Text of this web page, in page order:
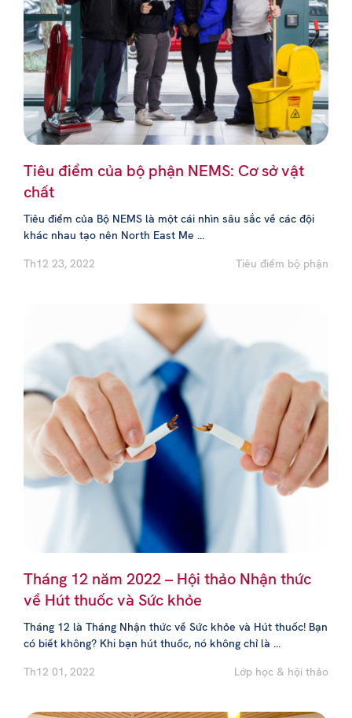
Tiêu điểm của bộ phận NEMS: Cơ sở vật
chất
Tiêu điểm của Bộ NEMS là một cái nhìn sâu sắc về các đội
khác nhau tạo nên North East Me ...
Th12 23, 2022
Tiêu điểm bộ phận
Tháng 12 năm 2022 – Hội thảo Nhận thức
về Hút thuốc và Sức khỏe
Tháng 12 là Tháng Nhận thức về Sức khỏe và Hút thuốc! Bạn
có biết không? Khi bạn hút thuốc, nó không chỉ là ...
Th12 01, 2022
Lớp học & hội thảo